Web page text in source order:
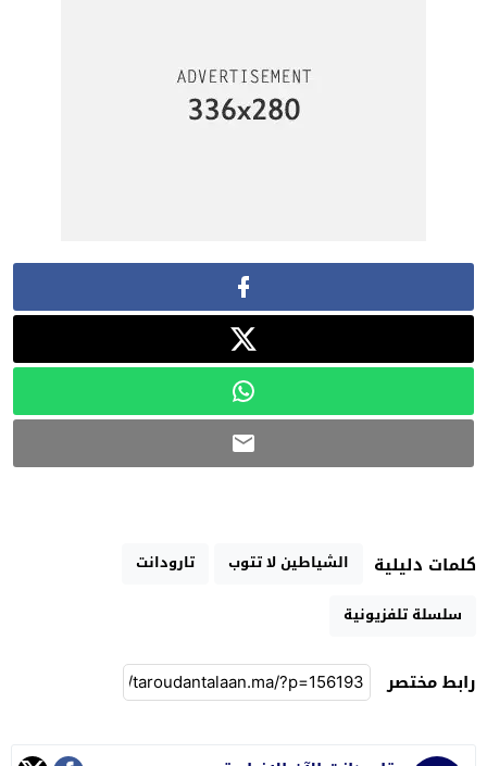
كلمات دليلية الشياطين لا تتوب
تارودانت
سلسلة تلفزيونية
رابط مختصر